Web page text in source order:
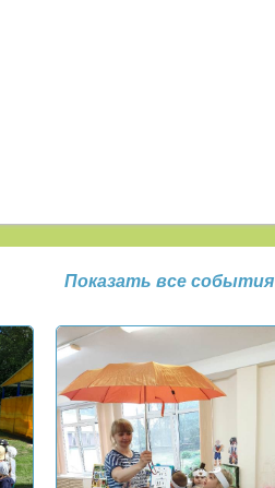
Показать все события